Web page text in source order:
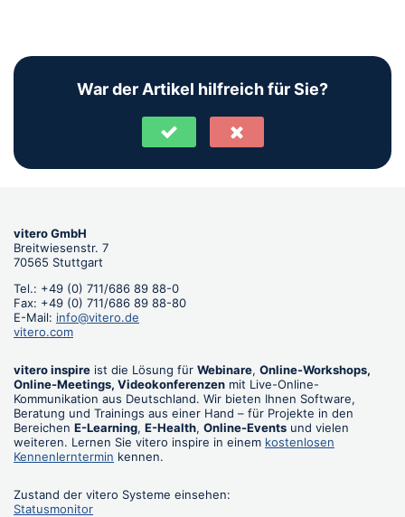
War der Artikel hilfreich für Sie?
vitero GmbH
Breitwiesenstr. 7
70565 Stuttgart
Tel.: +49 (0) 711/686 89 88-0
Fax: +49 (0) 711/686 89 88-80
E-Mail: info@vitero.de
vitero.com
vitero inspire ist die Lösung für Webinare, Online-Workshops,
Online-Meetings, Videokonferenzen mit Live-Online-
Kommunikation aus Deutschland. Wir bieten Ihnen Software,
Beratung und Trainings aus einer Hand – für Projekte in den
Bereichen E-Learning, E-Health, Online-Events und vielen
weiteren. Lernen Sie vitero inspire in einem kostenlosen
Kennenlerntermin kennen.
Zustand der vitero Systeme einsehen:
Statusmonitor